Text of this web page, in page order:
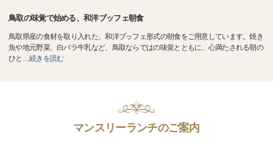
鳥取の味覚で始める、和洋ブッフェ朝食
鳥取県産の食材を取り入れた、和洋ブッフェ形式の朝食をご用意しています。焼き
魚や地元野菜、白バラ牛乳など、鳥取ならではの味覚とともに、心満たされる朝の
ひと …続きを読む
マンスリーランチのご案内